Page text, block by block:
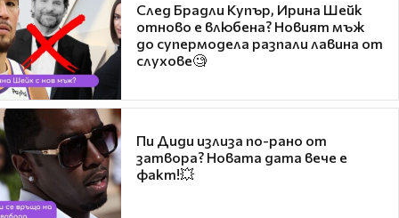
След Брадли Купър, Ирина Шейк
отново е влюбена? Новият мъж
до супермодела разпали лавина от
слухове🧐
Пи Диди излиза по-рано от
затвора? Новата дата вече е
факт!💥